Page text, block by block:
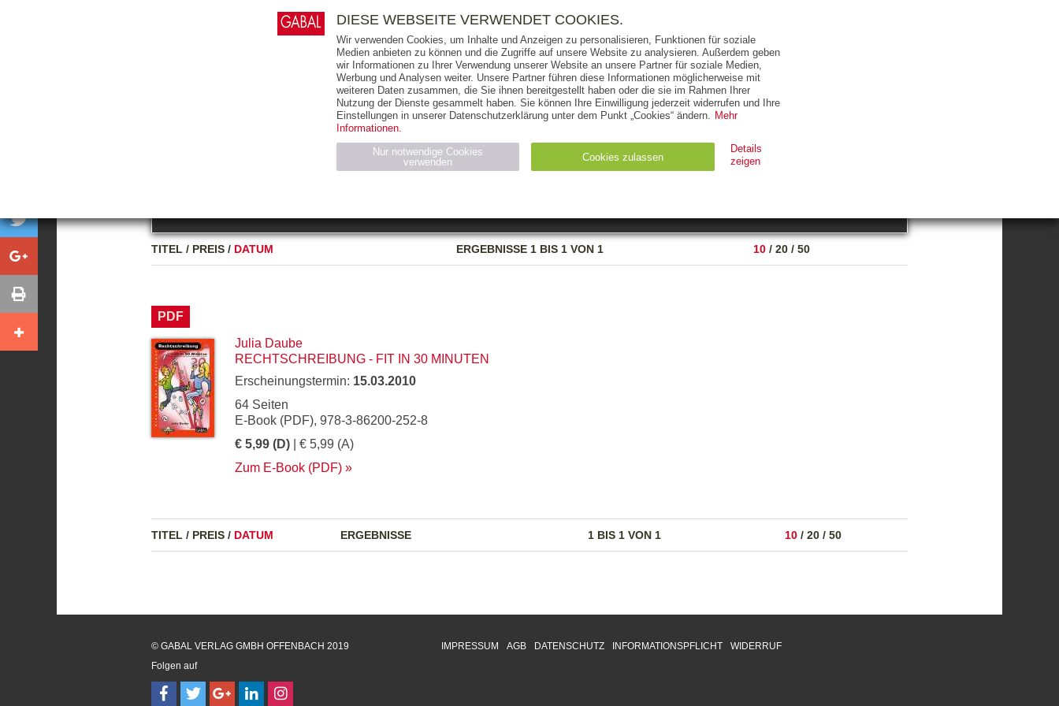
AUSGABEART AUS DER REIHE ZUM THEMA
TITEL / PREIS / DATUM ERGEBNISSE1 BIS 1 VON 1 10 / 20 / 50
PDF
Julia Daube
RECHTSCHREIBUNG - FIT IN 30 MINUTEN
Erscheinungstermin: 15.03.2010
64 Seiten
E-Book (PDF), 978-3-86200-252-8
€ 5,99 (D) | € 5,99 (A)
Zum E-Book (PDF)
TITEL / PREIS / DATUM ERGEBNISSE 1 BIS 1 VON 1 10 / 20 / 50
E-BOOKS AUDIO-CDS MP3 NON-BOOKS
THEMEN AUTOREN VERLAG
RIGHTS PRESSE HANDEL FÜR UNTERNEHMEN
IMPRESSUM AGB DATENSCHUTZ INFORMATIONSPFLICHT WIDERRUF
© GABAL VERLAG GMBH OFFENBACH 2019
Folgen auf
DIESE WEBSEITE VERWENDET COOKIES.
Wir verwenden Cookies, um Inhalte und Anzeigen zu personalisieren, Funktionen für soziale
Medien anbieten zu können und die Zugriffe auf unsere Website zu analysieren. Außerdem geben
wir Informationen zu Ihrer Verwendung unserer Website an unsere Partner für soziale Medien,
Werbung und Analysen weiter. Unsere Partner führen diese Informationen möglicherweise mit
weiteren Daten zusammen, die Sie ihnen bereitgestellt haben oder die sie im Rahmen Ihrer
Nutzung der Dienste gesammelt haben. Sie können Ihre Einwilligung jederzeit widerrufen und Ihre
Einstellungen in unserer Datenschutzerklärung unter dem Punkt „Cookies“ ändern. Mehr
Informationen.
Nur notwendige Cookies
verwenden
Cookies zulassen
Details
zeigen
Name Anbieter Zweck Ablauf
Typ
Wird für die Speicherung der Benutzer-Session verwendet HTTP